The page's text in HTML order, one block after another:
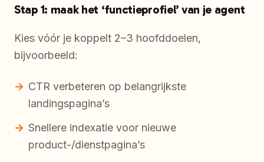
Stap 1: maak het ‘functieprofiel’ van je agent
Kies vóór je koppelt 2–3 hoofddoelen,
bijvoorbeeld:
CTR verbeteren op belangrijkste
landingspagina’s
Snellere indexatie voor nieuwe
product-/dienstpagina’s